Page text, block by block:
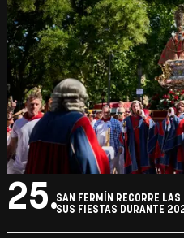
25.SAN FERMÍN RECORRE
SUS FIESTAS DURANTE